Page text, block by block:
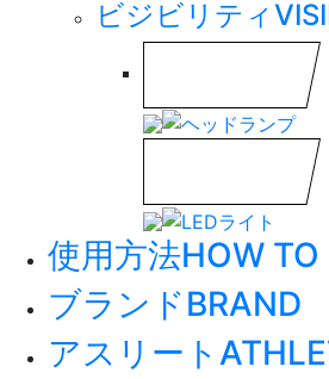
ビジビリティ
使用方法HOW TO
ブランドBRAND
アスリート